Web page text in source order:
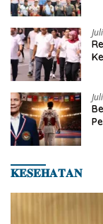
𝐊𝐄𝐒𝐄𝐇𝐀𝐓𝐀𝐍